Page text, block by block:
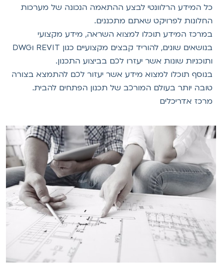
כל המידע הרלוונטי לבצע ההתאמה הנכונה של מערכות
החלונות לפרויקט שאתם מתכננים.
במרכז המידע תוכלו למצוא השראה, מידע מקצועי
בנושאים שונים, להוריד קבצים מקצועיים כגון REVIT וDWG
ותוכניות שונות אשר יעזרו לכם בביצוע התכנון.
בנוסף תוכלו למצוא מידע אשר יעזור לכם להתמצא בצורה
טובה יותר בעולם המורכב של תכנון הפתחים להבית.
מרכז אדריכלים